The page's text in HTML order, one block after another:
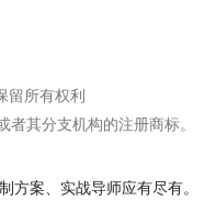
留所有权利
其分支机构的注册商标。
方案、实战导师应有尽有。